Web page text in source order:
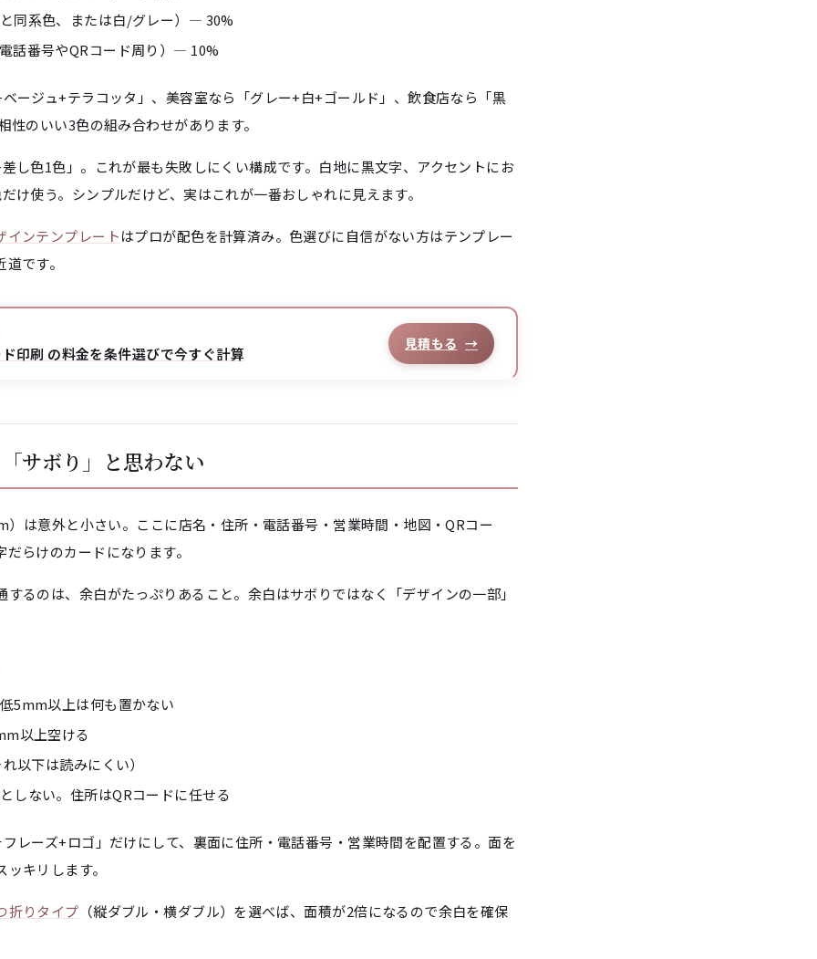
と同系色、または白/グレー）― 30%
電話番号やQRコード周り）― 10%
ージュ+テラコッタ」、美容室なら「グレー+白+ゴールド」、飲食店なら「黒
性のいい3色の組み合わせがあります。
し色1色」。これが最も失敗しにくい構成です。白地に黒文字、アクセントにお
け使う。シンプルだけど、実はこれが一番おしゃれに見えます。
インテンプレートはプロが配色を計算済み。色選びに自信がない方はテンプレー
です。
印刷 の料金を条件選びで今すぐ計算
見積もる →
サボり」と思わない
は意外と小さい。ここに店名・住所・電話番号・営業時間・地図・QRコー
らけのカードになります。
するのは、余白がたっぷりあること。余白はサボりではなく「デザインの一部」
5mm以上は何も置かない
以上空ける
以下は読みにくい）
しない。住所はQRコードに任せる
レーズ+ロゴ」だけにして、裏面に住所・電話番号・営業時間を配置する。面を
キリします。
折りタイプ （縦ダブル・横ダブル）を選べば、面積が2倍になるので余白を確保